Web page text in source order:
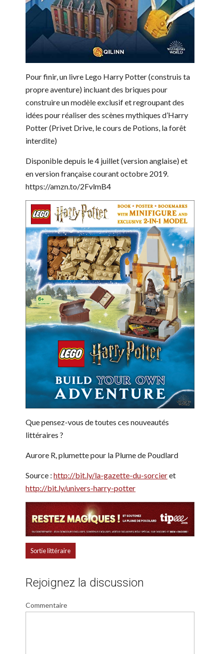
Pour finir, un livre Lego Harry Potter (construis ta
propre aventure) incluant des briques pour
construire un modèle exclusif et regroupant des
idées pour réaliser des scènes mythiques d’Harry
Potter (Privet Drive, le cours de Potions, la forêt
interdite)
Disponible depuis le 4 juillet (version anglaise) et
en version française courant octobre 2019.
https://amzn.to/2FvlmB4
Que pensez-vous de toutes ces nouveautés
littéraires ?
Aurore R, plumette pour la Plume de Poudlard
Source : http://bit.ly/la-gazette-du-sorcieret
http://bit.ly/univers-harry-potter
Sortie littéraire
Rejoignez la discussion
Commentaire